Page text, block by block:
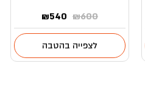
₪600
המחיר
המקורי
היה:
₪540
הנוכחי
₪540.
לצפייה בהטבה